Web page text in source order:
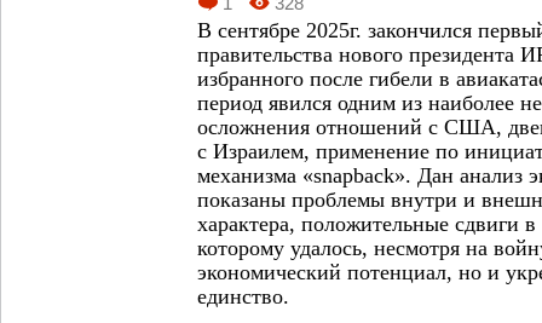
В сентябре 2025г. закончился
правительства нового президента
избранного после гибели в
период явился одним из наиболее
осложнения отношений с США,
с Израилем, применение по
механизма «snapback». Дан анализ
показаны проблемы внутри­ и
характера, положительные сдвиги в
которому удалось, несмотря на
экономический потенциал, но и
единство.